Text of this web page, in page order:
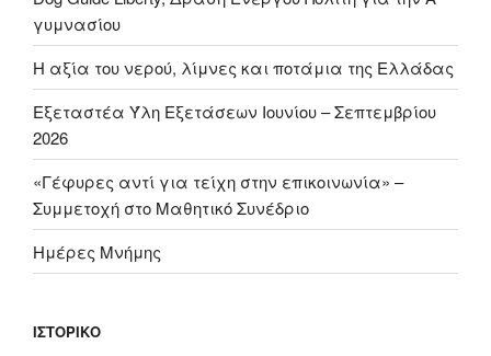
γυμνασίου
H αξία του νερού, λίμνες και ποτάμια της Ελλάδας
Εξεταστέα Ύλη Εξετάσεων Ιουνίου – Σεπτεμβρίου
2026
«Γέφυρες αντί για τείχη στην επικοινωνία» –
Συμμετοχή στο Μαθητικό Συνέδριο
Ημέρες Μνήμης
ΙΣΤΟΡΙΚΌ